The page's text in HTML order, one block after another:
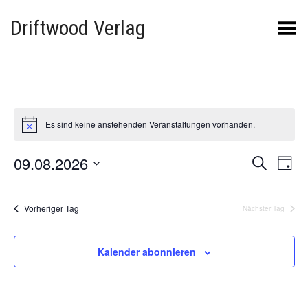
Driftwood Verlag Menü umschalten
HinweisEs sind keine anstehenden Veranstaltungen vorhanden.
SUCHE
UND
Suche
Tag
09.08.2026
Vorheriger Tag Nächster Tag
Kalender abonnieren